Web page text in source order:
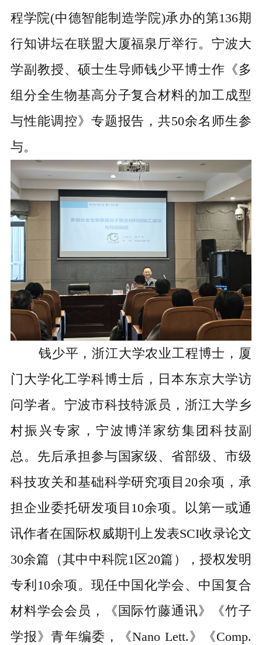
程学院(中德智能制造学院)承办的第136期
行知讲坛在联盟大厦福泉厅举行。宁波大
学副教授、硕士生导师钱少平博士作《多
组分全生物基高分子复合材料的加工成型
与性能调控》专题报告，共50余名师生参
与。
钱少平，浙江大学农业工程博士，厦
门大学化工学科博士后，日本东京大学访
问学者。宁波市科技特派员，浙江大学乡
村振兴专家，宁波博洋家纺集团科技副
总。 先后承担参与国家级、 省部级、市级
科技攻关和基础科学研究项 目 20余项，承
担企业委托研发项目 10余项。以第一或通
讯作者在国际权威期刊上发表SCI收录论文
30余篇（其中中科院1区20篇），授权发明
专利10余项。现任中国化学会、中国复合
材料学会会员，《国际竹藤通讯》《竹子
学报》青年编委，《Nano Lett.》《Comp.